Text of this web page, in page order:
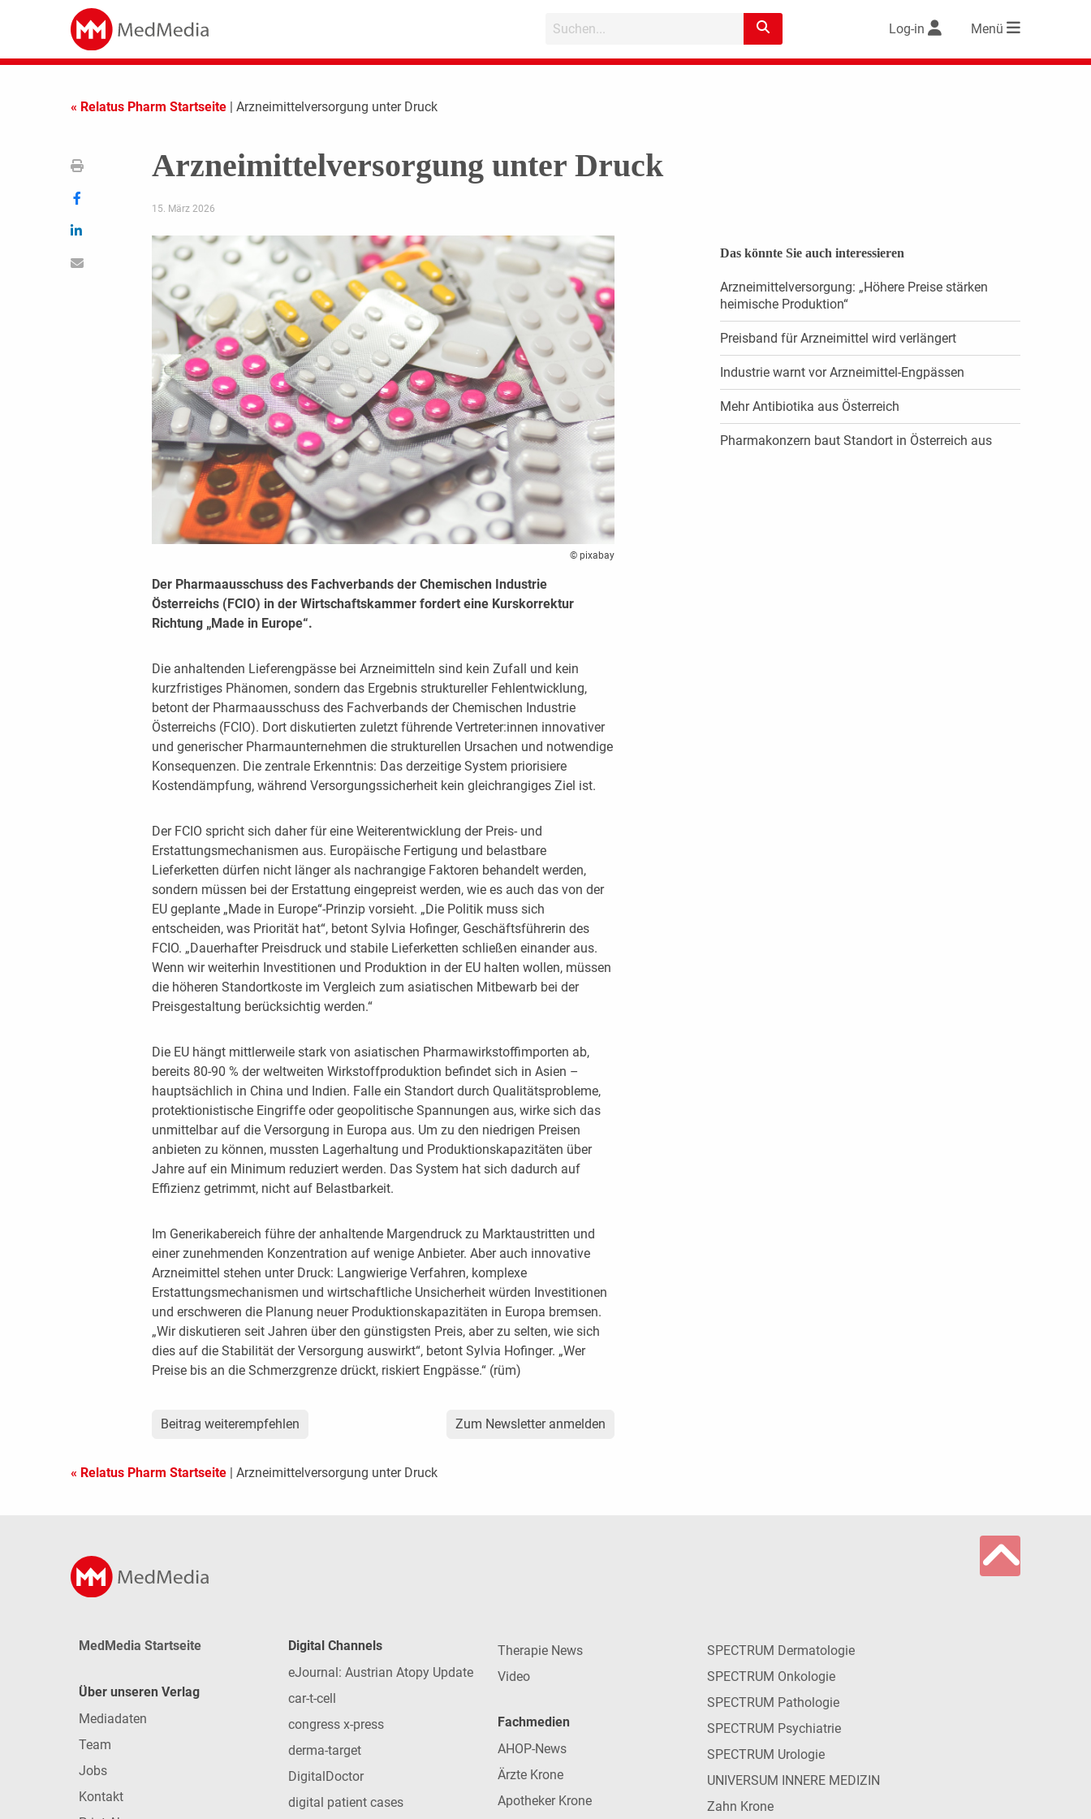
Log-in Menü
« Relatus Pharm Startseite | Arzneimittelversorgung unter Druck
Arzneimittelversorgung unter Druck
15. März 2026
© pixabay
Der Pharmaausschuss des Fachverbands der Chemischen Industrie
Österreichs (FCIO) in der Wirtschaftskammer fordert eine Kurskorrektur
Richtung „Made in Europe“.
Die anhaltenden Lieferengpässe bei Arzneimitteln sind kein Zufall und kein
kurzfristiges Phänomen, sondern das Ergebnis struktureller Fehlentwicklung,
betont der Pharmaausschuss des Fachverbands der Chemischen Industrie
Österreichs (FCIO). Dort diskutierten zuletzt führende Vertreter:innen innovativer
und generischer Pharmaunternehmen die strukturellen Ursachen und notwendige
Konsequenzen. Die zentrale Erkenntnis: Das derzeitige System priorisiere
Kostendämpfung, während Versorgungssicherheit kein gleichrangiges Ziel ist.
Der FCIO spricht sich daher für eine Weiterentwicklung der Preis- und
Erstattungsmechanismen aus. Europäische Fertigung und belastbare
Lieferketten dürfen nicht länger als nachrangige Faktoren behandelt werden,
sondern müssen bei der Erstattung eingepreist werden, wie es auch das von der
EU geplante „Made in Europe“-Prinzip vorsieht. „Die Politik muss sich
entscheiden, was Priorität hat“, betont Sylvia Hofinger, Geschäftsführerin des
FCIO. „Dauerhafter Preisdruck und stabile Lieferketten schließen einander aus.
Wenn wir weiterhin Investitionen und Produktion in der EU halten wollen, müssen
die höheren Standortkoste im Vergleich zum asiatischen Mitbewarb bei der
Preisgestaltung berücksichtig werden.“
Die EU hängt mittlerweile stark von asiatischen Pharmawirkstoffimporten ab,
bereits 80-90 % der weltweiten Wirkstoffproduktion befindet sich in Asien –
hauptsächlich in China und Indien. Falle ein Standort durch Qualitätsprobleme,
protektionistische Eingriffe oder geopolitische Spannungen aus, wirke sich das
unmittelbar auf die Versorgung in Europa aus. Um zu den niedrigen Preisen
anbieten zu können, mussten Lagerhaltung und Produktionskapazitäten über
Jahre auf ein Minimum reduziert werden. Das System hat sich dadurch auf
Effizienz getrimmt, nicht auf Belastbarkeit.
Im Generikabereich führe der anhaltende Margendruck zu Marktaustritten und
einer zunehmenden Konzentration auf wenige Anbieter. Aber auch innovative
Arzneimittel stehen unter Druck: Langwierige Verfahren, komplexe
Erstattungsmechanismen und wirtschaftliche Unsicherheit würden Investitionen
und erschweren die Planung neuer Produktionskapazitäten in Europa bremsen.
„Wir diskutieren seit Jahren über den günstigsten Preis, aber zu selten, wie sich
dies auf die Stabilität der Versorgung auswirkt“, betont Sylvia Hofinger. „Wer
Preise bis an die Schmerzgrenze drückt, riskiert Engpässe.“ (rüm)
Beitrag weiterempfehlen Zum Newsletter anmelden
Das könnte Sie auch interessieren
Arzneimittelversorgung: „Höhere Preise stärken
heimische Produktion“
Preisband für Arzneimittel wird verlängert
Industrie warnt vor Arzneimittel-Engpässen
Mehr Antibiotika aus Österreich
Pharmakonzern baut Standort in Österreich aus
« Relatus Pharm Startseite | Arzneimittelversorgung unter Druck
MedMedia Startseite
Über unseren Verlag
Mediadaten
Team
Jobs
Kontakt
Digital Channels
eJournal: Austrian Atopy Update
car-t-cell
congress x-press
derma-target
DigitalDoctor
digital patient cases
Therapie News
Video
Fachmedien
AHOP-News
Ärzte Krone
Apotheker Krone
SPECTRUM Dermatologie
SPECTRUM Onkologie
SPECTRUM Pathologie
SPECTRUM Psychiatrie
SPECTRUM Urologie
UNIVERSUM INNERE MEDIZIN
Zahn Krone